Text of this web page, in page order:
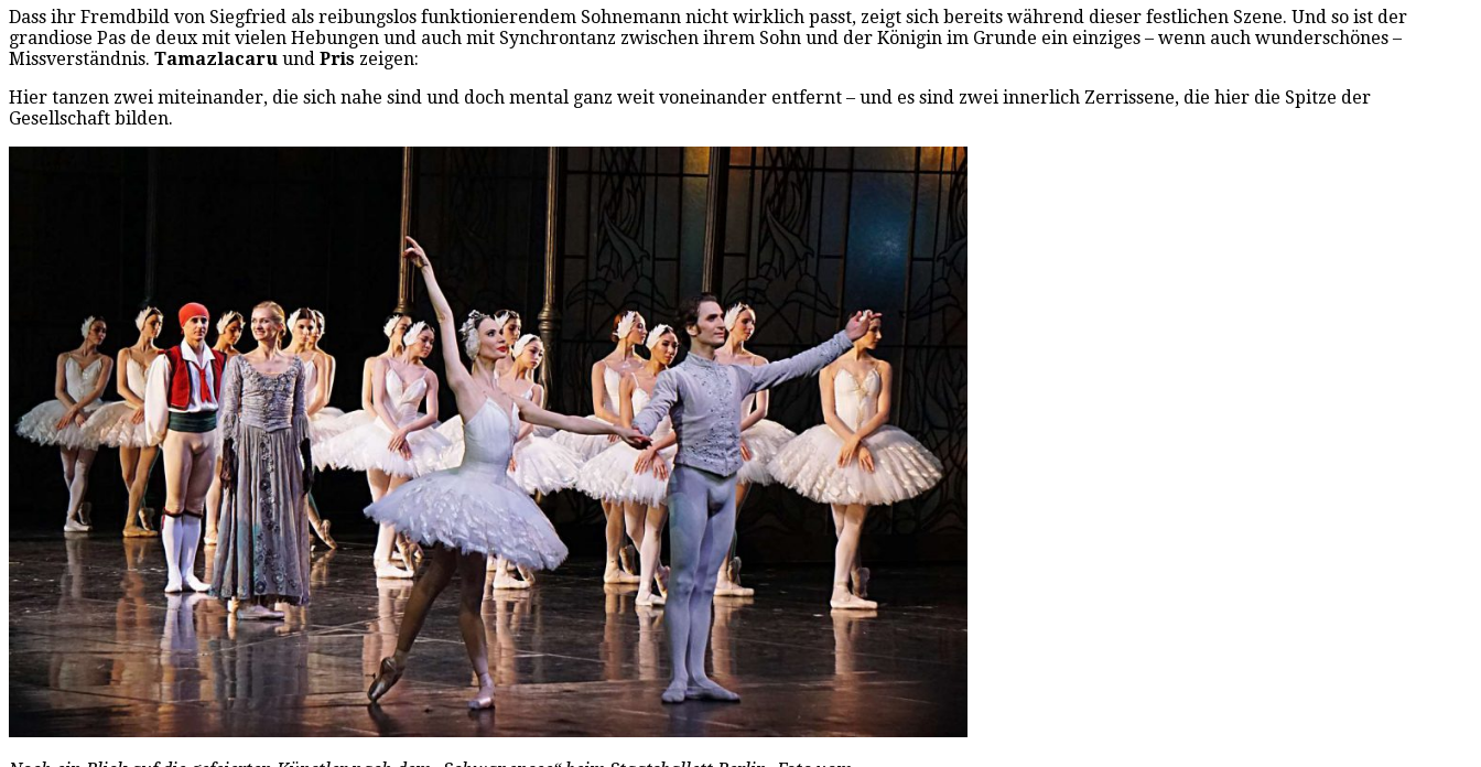
Dass ihr Fremdbild von Siegfried als reibungslos funktionierendem Sohnemann nicht wirklich passt, zeigt sich bereits während dieser festlichen Szene. Und so ist der
grandiose Pas de deux mit vielen Hebungen und auch mit Synchrontanz zwischen ihrem Sohn und der Königin im Grunde ein einziges – wenn auch wunderschönes –
Missverständnis. Tamazlacaru und Pris zeigen:
Hier tanzen zwei miteinander, die sich nahe sind und doch mental ganz weit voneinander entfernt – und es sind zwei innerlich Zerrissene, die hier die Spitze der
Gesellschaft bilden.